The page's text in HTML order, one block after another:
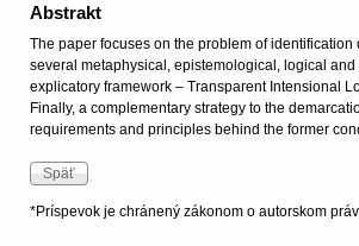
Abstrakt
The paper focuses on the problem of
several metaphysical, epistemological, logical
explicatory framework – Transparent Intensional
Finally, a complementary strategy to the
requirements and principles behind the former
*Príspevok je chránený zákonom o autorskom